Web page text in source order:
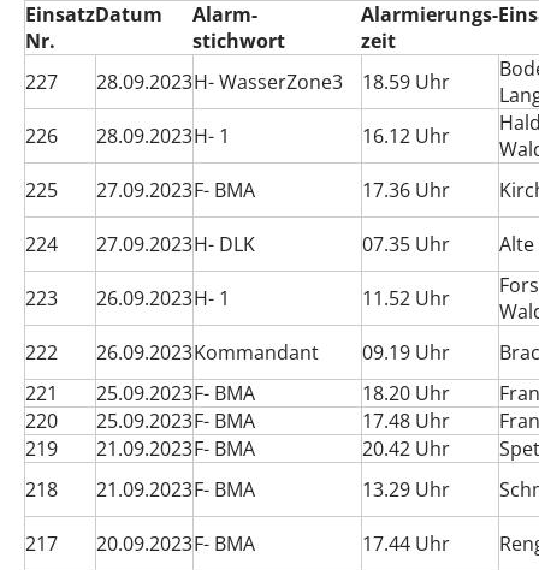
Einsatz
Nr.
Datum
Alarm-
stichwort
Alarmierungs-
zeit
227 28.09.2023H- WasserZone3 18.59 Uhr
226
28.09.2023H- 1 16.12 Uhr
225
27.09.2023F- BMA 17.36 Uhr
224 27.09.2023H- DLK 07.35 Uhr
223 26.09.2023H- 1 11.52 Uhr
222
26.09.2023Kommandant 09.19 Uhr
221
25.09.2023F- BMA 18.20 Uhr
220
25.09.2023F- BMA 17.48 Uhr
219
21.09.2023F- BMA 20.42 Uhr
218
21.09.2023F- BMA 13.29 Uhr
217 20.09.2023F- BMA 17.44 Uhr